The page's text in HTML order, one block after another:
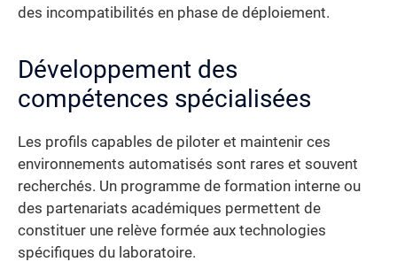
des incompatibilités en phase de déploiement.
Développement des
compétences spécialisées
Les profils capables de piloter et maintenir ces
environnements automatisés sont rares et souvent
recherchés. Un programme de formation interne ou
des partenariats académiques permettent de
constituer une relève formée aux technologies
spécifiques du laboratoire.